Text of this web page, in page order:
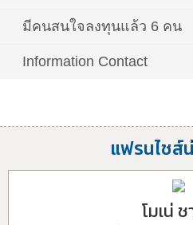
มีคนสนใจลงทุนแล้ว 6 คน
Information Contact
แฟรนไชส์
โมเน่ ช